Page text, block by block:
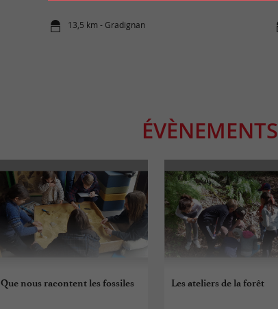
13,5 km - Gradignan
ÉVÈNEMENTS
Que nous racontent les fossiles Les ateliers de la forêt